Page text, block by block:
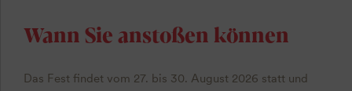
Wann Sie anstoßen können
Das Fest findet vom 27. bis 30. August 2026 statt und